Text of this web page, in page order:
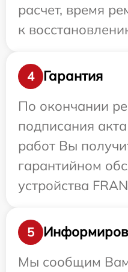
расчет, время
к
4
Гарантия
По окончании
подписания
работ Вы
гарантийном
устройства
5
Мы сообщим